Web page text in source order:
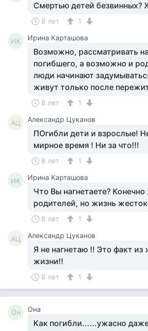
Смертью детей
8 лет 1
ИК Ирина Карташова
Возможно, рассматривать
погибшего, а возможно и
люди начинают
живут только после
8 лет 1
АЦ Александр Цуканов
ПОгибли дети и взрослые!
мирное время ! Ни за что!!!
8 лет 1
ИК Ирина Карташова
Что Вы нагнетаете?
родителей, но жизнь
8 лет 1
АЦ Александр Цуканов
Я не нагнетаю !! Это факт
жизни!!
8 лет 1
Он Она
Как погибли......ужасно